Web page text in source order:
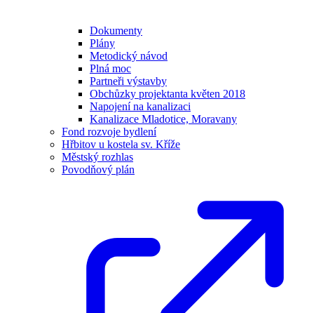
Dokumenty
Plány
Metodický návod
Plná moc
Partneři výstavby
Obchůzky projektanta květen 2018
Napojení na kanalizaci
Kanalizace Mladotice, Moravany
Fond rozvoje bydlení
Hřbitov u kostela sv. Kříže
Městský rozhlas
Povodňový plán